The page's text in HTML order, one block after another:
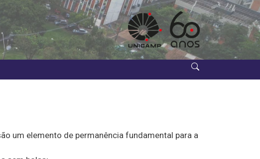
um elemento de permanência fundamental para a